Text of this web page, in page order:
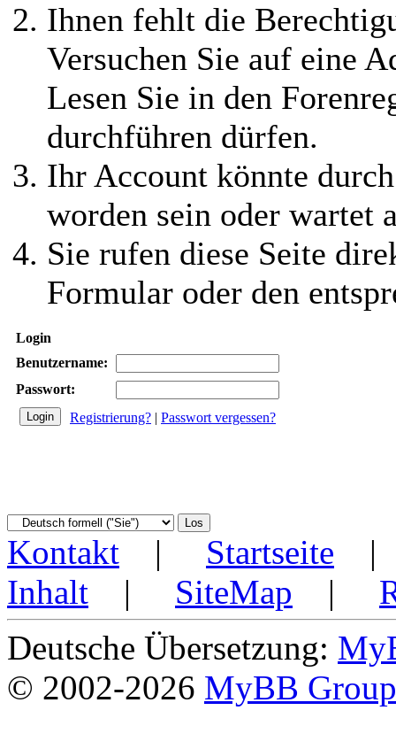
Ihnen fehlt die
Versuchen Sie auf eine
Lesen Sie in den
durchführen dürfen.
Ihr Account könnte
worden sein oder wartet
Sie rufen diese Seite
Formular oder den
Login
Benutzername:
Passwort:
Registrierung? | Passwort vergessen?
Kontakt | Startseite
Inhalt | SiteMap |
Deutsche Übersetzung:
© 2002-2026 MyBB Group